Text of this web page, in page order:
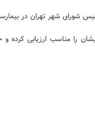
را مناسب ارزیابی کرده